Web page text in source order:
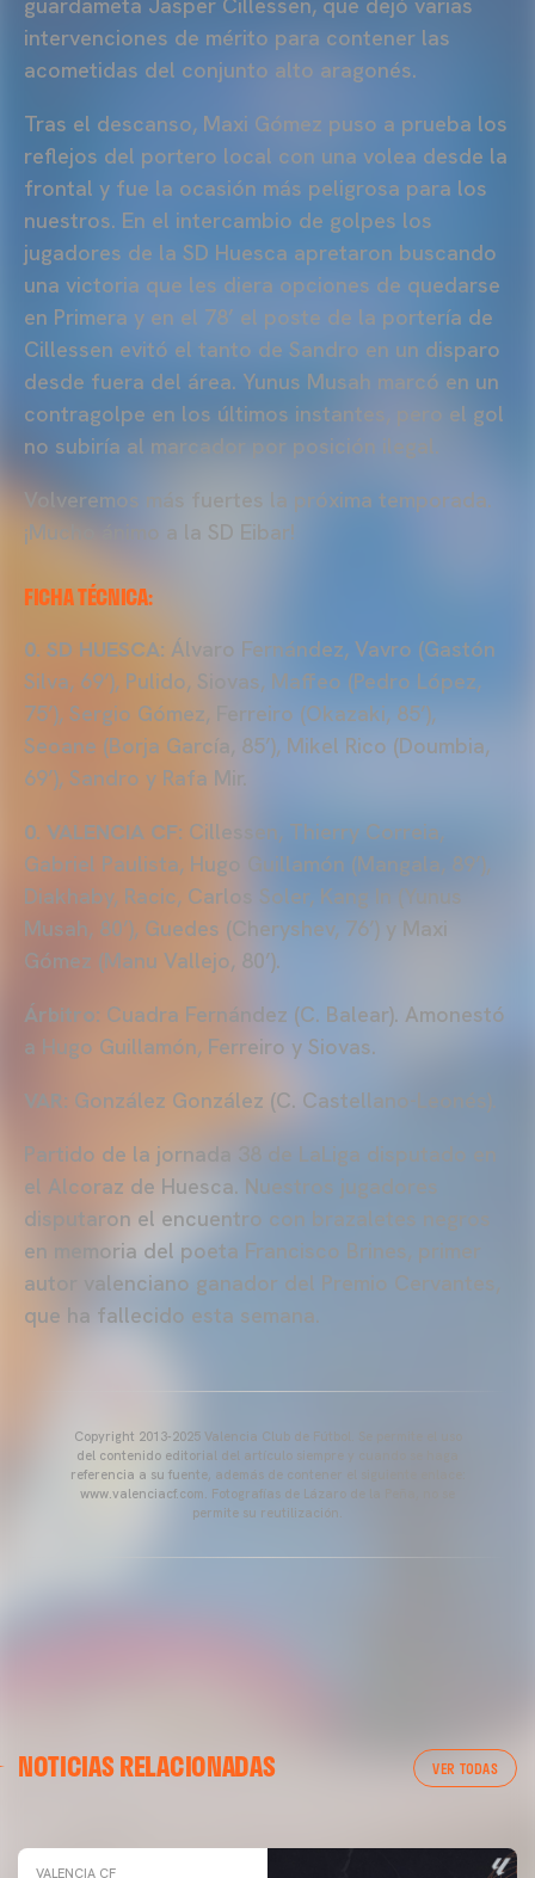
intervenciones de mérito para contener las
acometidas del conjunto alto aragonés.
Tras el descanso, Maxi Gómez puso a prueba los
reflejos del portero local con una volea desde la
frontal y fue la ocasión más peligrosa para los
nuestros. En el intercambio de golpes los
jugadores de la SD Huesca apretaron buscando
una victoria que les diera opciones de quedarse
en Primera y en el 78’ el poste de la portería de
Cillessen evitó el tanto de Sandro en un disparo
desde fuera del área. Yunus Musah marcó en un
contragolpe en los últimos instantes, pero el gol
no subiría al marcador por posición ilegal.
Volveremos más fuertes la próxima temporada.
¡Mucho ánimo a la SD Eibar!
FICHA TÉCNICA:
0. SD HUESCA: Álvaro Fernández, Vavro (Gastón
Silva, 69’), Pulido, Siovas, Maffeo (Pedro López,
75’), Sergio Gómez, Ferreiro (Okazaki, 85’),
Seoane (Borja García, 85’), Mikel Rico (Doumbia,
69’), Sandro y Rafa Mir.
0. VALENCIA CF: Cillessen, Thierry Correia,
Gabriel Paulista, Hugo Guillamón (Mangala, 89’),
Diakhaby, Racic, Carlos Soler, Kang In (Yunus
Musah, 80’), Guedes (Cheryshev, 76’) y Maxi
Gómez (Manu Vallejo, 80’).
Árbitro: Cuadra Fernández (C. Balear). Amonestó
a Hugo Guillamón, Ferreiro y Siovas.
VAR: González González (C. Castellano-Leonés).
Partido de la jornada 38 de LaLiga disputado en
el Alcoraz de Huesca. Nuestros jugadores
disputaron el encuentro con brazaletes negros
en memoria del poeta Francisco Brines, primer
autor valenciano ganador del Premio Cervantes,
que ha fallecido esta semana.
Copyright 2013-2025 Valencia Club de Fútbol. Se permite el uso
del contenido editorial del artículo siempre y cuando se haga
referencia a su fuente, además de contener el siguiente enlace:
www.valenciacf.com. Fotografías de Lázaro de la Peña, no se
permite su reutilización.
NOTICIAS RELACIONADAS VER TODAS
ENTRENAMIENTO DEL VALENCIA CF 04/03/26
VALENCIA CF